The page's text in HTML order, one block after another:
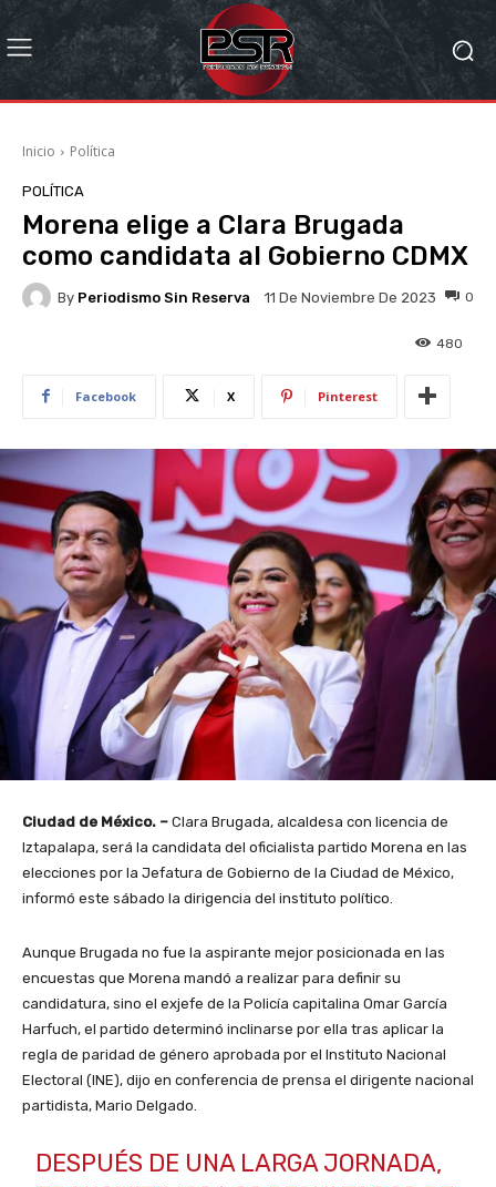
Inicio Política
POLÍTICA
Morena elige a Clara Brugada
como candidata al Gobierno CDMX
By Periodismo Sin Reserva 11 De Noviembre De 2023 0
480
Facebook X Pinterest
Ciudad de México. – Clara Brugada, alcaldesa con licencia de
Iztapalapa, será la candidata del oficialista partido Morena en las
elecciones por la Jefatura de Gobierno de la Ciudad de México,
informó este sábado la dirigencia del instituto político.
Aunque Brugada no fue la aspirante mejor posicionada en las
encuestas que Morena mandó a realizar para definir su
candidatura, sino el exjefe de la Policía capitalina Omar García
Harfuch, el partido determinó inclinarse por ella tras aplicar la
regla de paridad de género aprobada por el Instituto Nacional
Electoral (INE), dijo en conferencia de prensa el dirigente nacional
partidista, Mario Delgado.
DESPUÉS DE UNA LARGA JORNADA,